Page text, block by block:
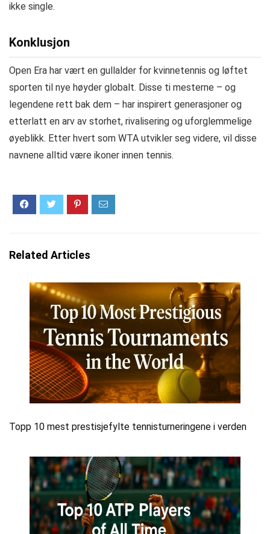
ikke single.
Konklusjon
Open Era har vært en gullalder for kvinnetennis og løftet
sporten til nye høyder globalt. Disse ti mesterne – og
legendene rett bak dem – har inspirert generasjoner og
etterlatt en arv av storhet, rivalisering og uforglemmelige
øyeblikk. Etter hvert som WTA utvikler seg videre, vil disse
navnene alltid være ikoner innen tennis.
Related Articles
Topp 10 mest prestisjefylte tennisturneringene i verden